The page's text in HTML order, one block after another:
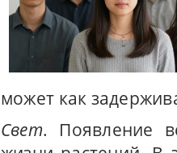
может как
Свет. Появление